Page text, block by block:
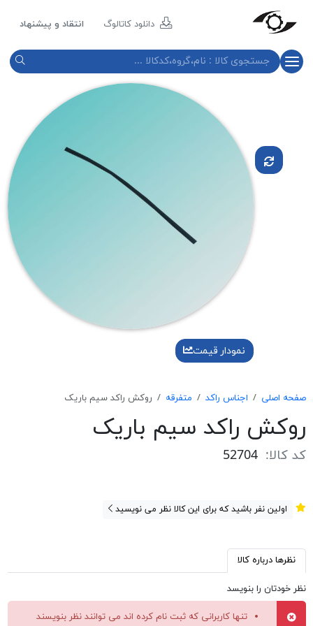
دانلود کاتالوگ انتقاد و پیشنهاد
نمودار قیمت
صفحه اصلی اجناس راکد متفرقه روکش راکد سیم باریک
روکش راکد سیم باریک
کد کالا: 52704
اولین نفر باشید که برای این کالا نظر می نویسید
نظرها درباره کالا
نظر خودتان را بنویسد
تنها کاربرانی که ثبت نام کرده اند می توانند نظر بنویسند